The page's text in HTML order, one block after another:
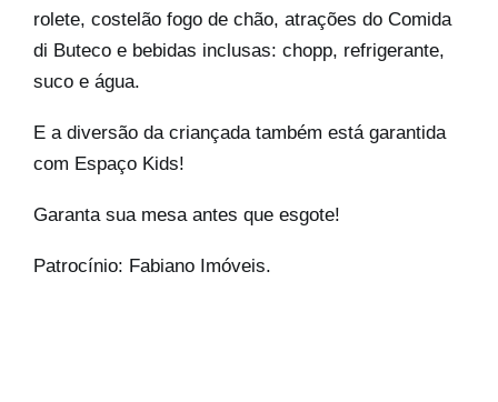
rolete, costelão fogo de chão, atrações do Comida
di Buteco e bebidas inclusas: chopp, refrigerante,
suco e água.
E a diversão da criançada também está garantida
com Espaço Kids!
Garanta sua mesa antes que esgote!
Patrocínio: Fabiano Imóveis.